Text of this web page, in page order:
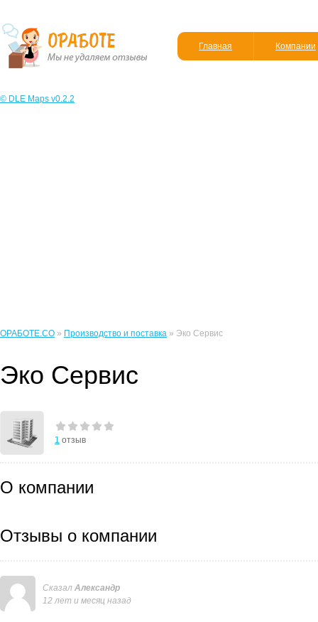
Главная Компании
© DLE Maps v0.2.2
ОРАБОТЕ.CO » Производство и поставка » Эко Сервис
Эко Сервис
1 отзыв
О компании
Отзывы о компании
Сказал Александр
12 лет и месяц назад